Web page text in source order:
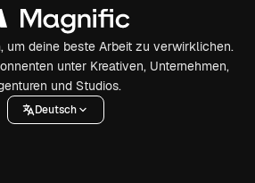
um deine beste Arbeit zu verwirklichen.
unter Kreativen, Unternehmen,
und Studios.
Deutsch